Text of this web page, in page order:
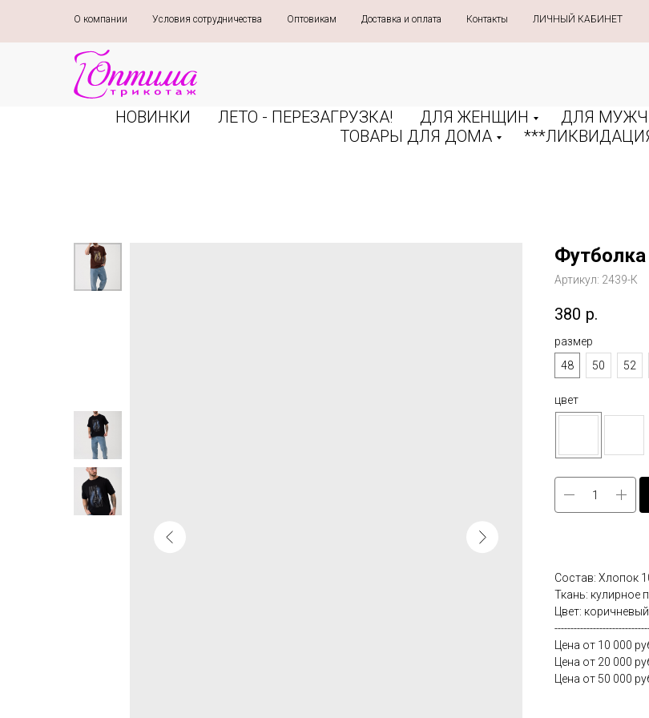
О компании Условия сотрудничества Оптовикам Доставка и оплата Контакты ЛИЧНЫЙ КАБИНЕТ
НОВИНКИ ЛЕТО - ПЕРЕЗАГРУЗКА! ДЛЯ ЖЕНЩИН ДЛЯ
ТОВАРЫ ДЛЯ ДОМА
Артикул: 2439-К
380 р.
размер
48
50 52
цвет
Состав: Хлопок
Ткань: кулирное
Цвет:
Цена от 10 000
Цена от 20 000
Цена от 50 000